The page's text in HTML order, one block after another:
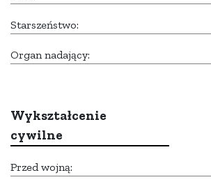
Starszeństwo:
Organ nadający:
Wykształcenie
cywilne
Przed wojną: